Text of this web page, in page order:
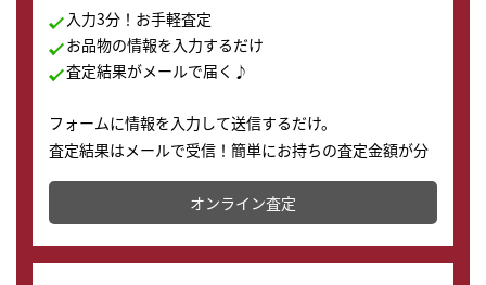
入力3分！お手軽査定
お品物の情報を入力するだけ
査定結果がメールで届く♪
フォームに情報を入力して送信するだけ。
査定結果はメールで受信！簡単にお持ちの査定金額が分
かります。
オンライン査定